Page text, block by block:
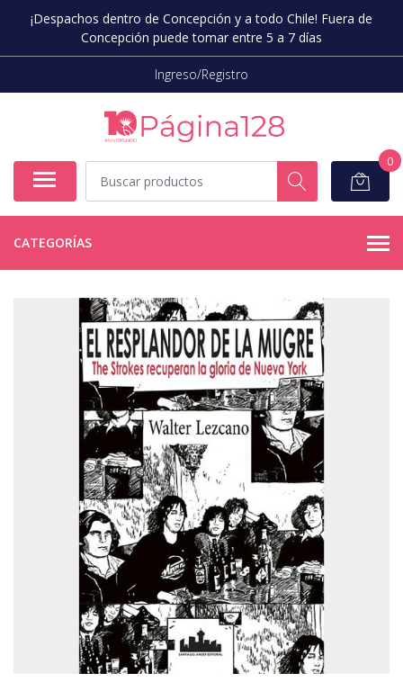
¡Despachos dentro de Concepción y a todo Chile! Fuera de
Concepción puede tomar entre 5 a 7 días
Ingreso/Registro
0
CATEGORÍAS